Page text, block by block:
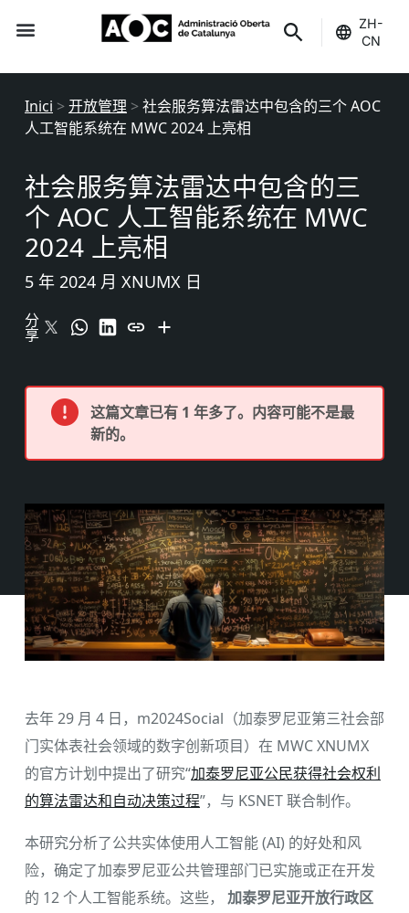
ZH-
CN
Inici >开放管理 >社会服务算法雷达中包含的三个 AOC
人工智能系统在 MWC 2024 上亮相
社会服务算法雷达中包含的三
个 AOC 人工智能系统在 MWC
2024 上亮相
5 年 2024 月 XNUMX 日
分
享
这篇文章已有 1 年多了。内容可能不是最
新的。
去年 29 月 4 日，m2024Social（加泰罗尼亚第三社会部
门实体表社会领域的数字创新项目）在 MWC XNUMX
的官方计划中提出了研究“加泰罗尼亚公民获得社会权利
的算法雷达和自动决策过程”，与 KSNET 联合制作。
本研究分析了公共实体使用人工智能 (AI) 的好处和风
险，确定了加泰罗尼亚公共管理部门已实施或正在开发
的 12 个人工智能系统。这些， 加泰罗尼亚开放行政区